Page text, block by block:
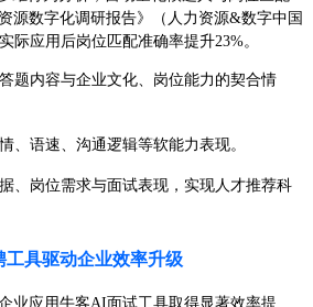
源数字化调研报告》（人力资源&数字中国
际应用后岗位匹配准确率提升23%。
题内容与企业文化、岗位能力的契合情
、语速、沟通逻辑等软能力表现。
、岗位需求与面试表现，实现人才推荐科
具驱动企业效率升级
业应用牛客AI面试工具取得显著效率提